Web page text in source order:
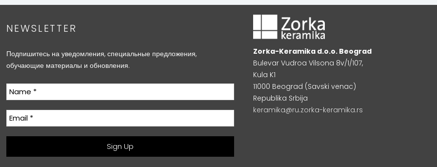
NEWSLETTER
Подпишитесь на уведомления, специальные предложения,
обучающие материалы и обновления.
Zorka-Keramika d.o.o. Beograd
Bulevar Vudroa Vilsona 8v/1/107,
Kula K1
11000 Beograd (Savski venac)
Republika Srbija
keramika@ru.zorka-keramika.rs